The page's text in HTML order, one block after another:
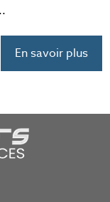
En savoir plus